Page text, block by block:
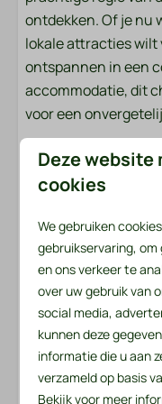
Buiten
Tuin
Tuinmeubels
Loungeset
Veiligheid
Brandblusser
Rookmelder
Centrale
ontdekken. Of je nu
lokale attracties wilt
ontspannen in een
accommodatie, dit
voor een
Beddengoed en
Het
In het
een grote
keukenhanddoek
de eerste dag is er
aanwezig. Deze
afwasborstel,
vaatwastabletten
Deze website
cookies
We gebruiken
gebruikservaring,
en ons verkeer te
over uw gebruik van
social media,
kunnen deze
informatie die u aan
verzameld op basis
Bekijk voor meer